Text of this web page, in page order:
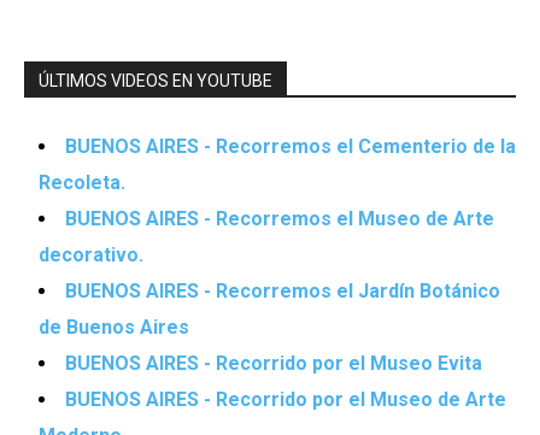
ÚLTIMOS VIDEOS EN YOUTUBE
BUENOS AIRES - Recorremos el Cementerio de la
Recoleta.
BUENOS AIRES - Recorremos el Museo de Arte
decorativo.
BUENOS AIRES - Recorremos el Jardín Botánico
de Buenos Aires
BUENOS AIRES - Recorrido por el Museo Evita
BUENOS AIRES - Recorrido por el Museo de Arte